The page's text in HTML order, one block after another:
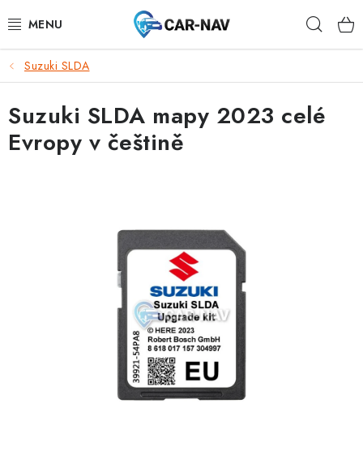
na
AUDI
BMW
FORD
MERCEDES-BENZ
Suzuki SLDA
Suzuki SLDA mapy 2023 celé
Evropy v češtině